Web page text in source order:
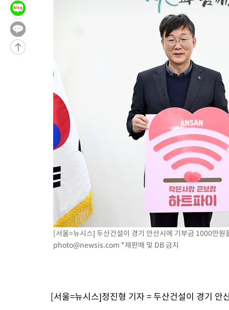
[서울=뉴시스] 두산건설이 경기 안산시에 기부금 1000만
photo@newsis.com *재판매 및 DB 금지
[서울=뉴시스]정진형 기자 = 두산건설이 경기